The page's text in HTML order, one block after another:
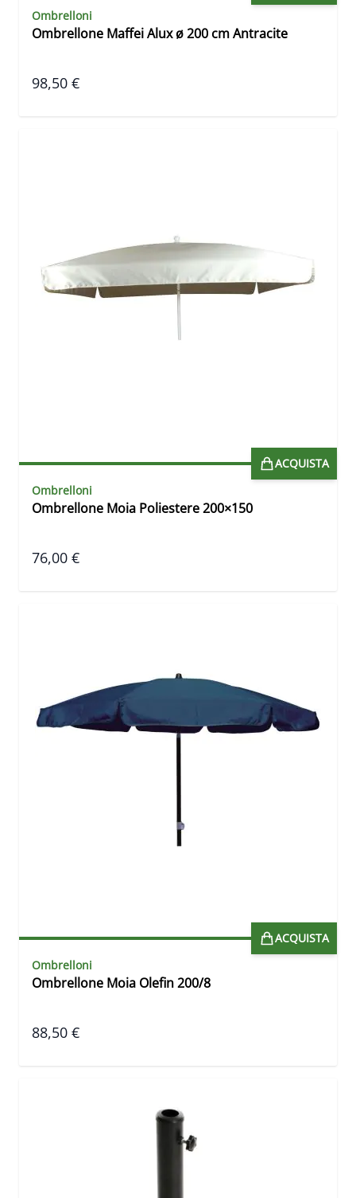
Ombrelloni
Ombrellone Maffei Alux ø 200 cm Antracite
98,50 €
ACQUISTA
Ombrelloni
Ombrellone Moia Poliestere 200×150
76,00 €
ACQUISTA
Ombrelloni
Ombrellone Moia Olefin 200/8
88,50 €